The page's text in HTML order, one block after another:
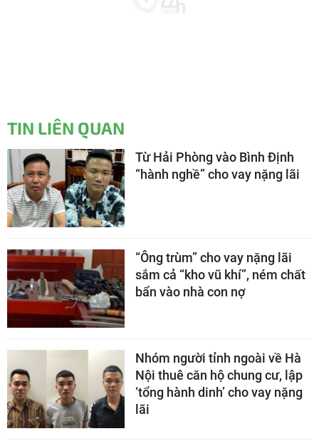
TIN LIÊN QUAN
Từ Hải Phòng vào Bình Định
“hành nghề” cho vay nặng lãi
“Ông trùm” cho vay nặng lãi
sắm cả “kho vũ khí”, ném chất
bẩn vào nhà con nợ
Nhóm người tỉnh ngoài về Hà
Nội thuê căn hộ chung cư, lập
‘tổng hành dinh’ cho vay nặng
lãi